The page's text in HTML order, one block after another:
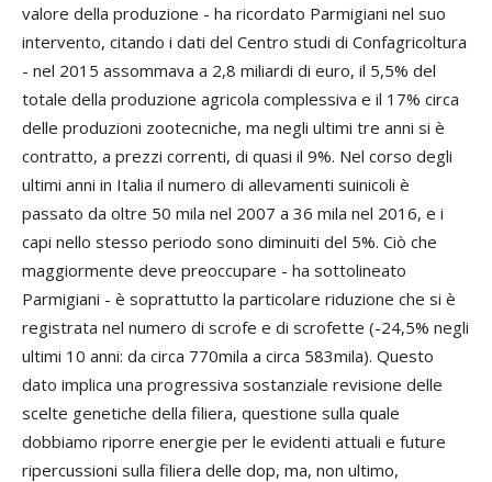
valore della produzione - ha ricordato Parmigiani nel suo
intervento, citando i dati del Centro studi di Confagricoltura
- nel 2015 assommava a 2,8 miliardi di euro, il 5,5% del
totale della produzione agricola complessiva e il 17% circa
delle produzioni zootecniche, ma negli ultimi tre anni si è
contratto, a prezzi correnti, di quasi il 9%. Nel corso degli
ultimi anni in Italia il numero di allevamenti suinicoli è
passato da oltre 50 mila nel 2007 a 36 mila nel 2016, e i
capi nello stesso periodo sono diminuiti del 5%. Ciò che
maggiormente deve preoccupare - ha sottolineato
Parmigiani - è soprattutto la particolare riduzione che si è
registrata nel numero di scrofe e di scrofette (-24,5% negli
ultimi 10 anni: da circa 770mila a circa 583mila). Questo
dato implica una progressiva sostanziale revisione delle
scelte genetiche della filiera, questione sulla quale
dobbiamo riporre energie per le evidenti attuali e future
ripercussioni sulla filiera delle dop, ma, non ultimo,